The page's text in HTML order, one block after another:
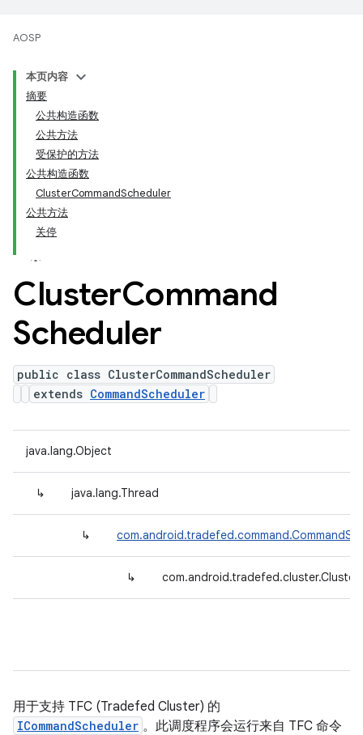
AOSP
本页内容
摘要
公共构造函数
公共方法
受保护的方法
公共构造函数
ClusterCommandScheduler
公共方法
关停
ClusterCommand
Scheduler
public class ClusterCommandScheduler
extends CommandScheduler
java.lang.Object
↳ java.lang.Thread
↳
↳
用于支持 TFC (Tradefed Cluster) 的
ICommandScheduler 。此调度程序会运行来自 TFC 命令